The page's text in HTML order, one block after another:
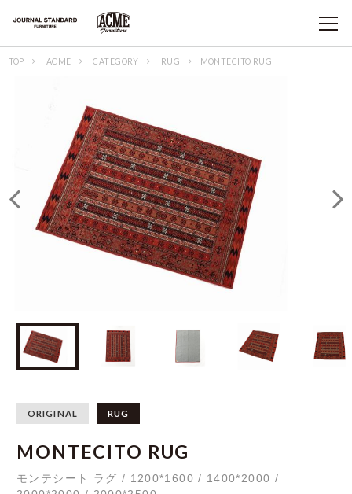
TOP ACME CATEGORY RUG MONTECITO RUG
ORIGINAL RUG
MONTECITO RUG
モンテシート ラグ / 1200*1600 / 1400*2000 /